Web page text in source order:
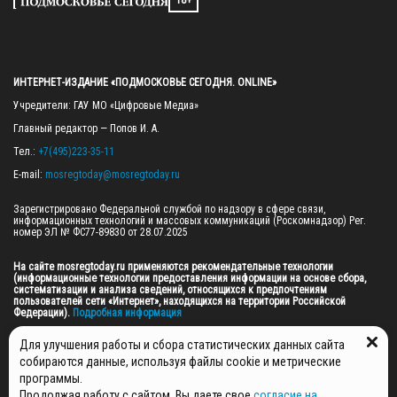
ИНТЕРНЕТ-ИЗДАНИЕ «ПОДМОСКОВЬЕ СЕГОДНЯ. ONLINE»
Учредители: ГАУ МО «Цифровые Медиа»
Главный редактор — Попов И. А.
Тел.: +7(495)223-35-11
E-mail: mosregtoday@mosregtoday.ru
Зарегистрировано Федеральной службой по надзору в сфере связи,
информационных технологий и массовых коммуникаций (Роскомнадзор) Рег.
номер ЭЛ № ФС77-89830 от 28.07.2025
На сайте mosregtoday.ru применяются рекомендательные технологии
(информационные технологии предоставления информации на основе сбора,
систематизации и анализа сведений, относящихся к предпочтениям
пользователей сети «Интернет», находящихся на территории Российской
Федерации). Подробная информация
© 2026 ПРАВА НА ВСЕ МАТЕРИАЛЫ САЙТА ПРИНАДЛЕЖАТ ГАУ МО "ЦИФРОВЫЕ
МЕДИА" (ОГРН: 1255000059467).
Для улучшения работы и сбора статистических данных сайта
собираются данные, используя файлы cookie и метрические
программы.